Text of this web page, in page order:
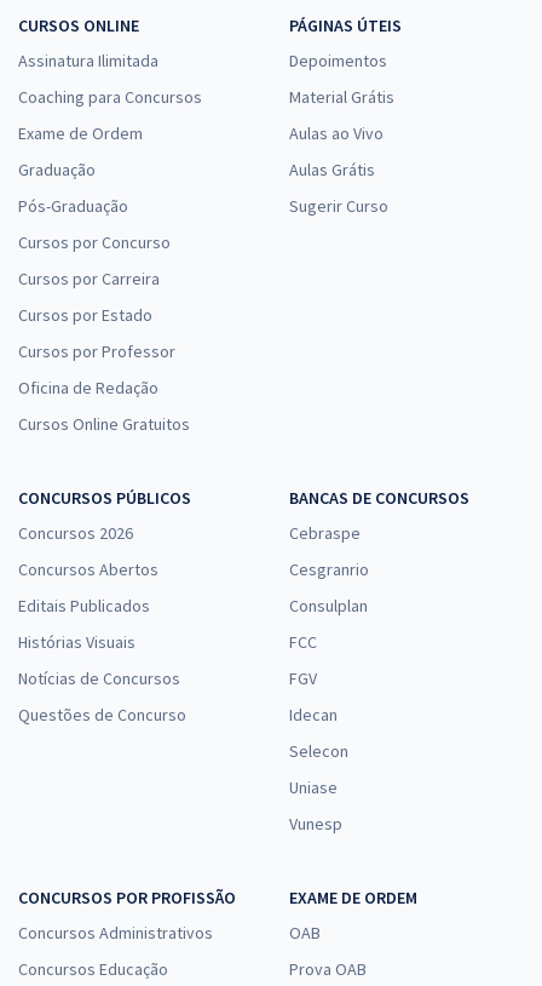
CURSOS ONLINE
Assinatura Ilimitada
Coaching para Concursos
Exame de Ordem
Graduação
Pós-Graduação
Cursos por Concurso
Cursos por Carreira
Cursos por Estado
Cursos por Professor
Oficina de Redação
Cursos Online Gratuitos
PÁGINAS ÚTEIS
Depoimentos
Material Grátis
Aulas ao Vivo
Aulas Grátis
Sugerir Curso
CONCURSOS PÚBLICOS
Concursos 2026
Concursos Abertos
Editais Publicados
Histórias Visuais
Notícias de Concursos
Questões de Concurso
BANCAS DE CONCURSOS
Cebraspe
Cesgranrio
Consulplan
FCC
FGV
Idecan
Selecon
Uniase
Vunesp
CONCURSOS POR PROFISSÃO
Concursos Administrativos
Concursos Educação
EXAME DE ORDEM
OAB
Prova OAB